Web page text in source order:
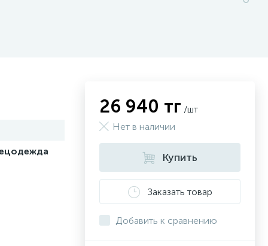
26 940 тг /шт
Нет в наличии
Купить
Заказать товар
Добавить к сравнению